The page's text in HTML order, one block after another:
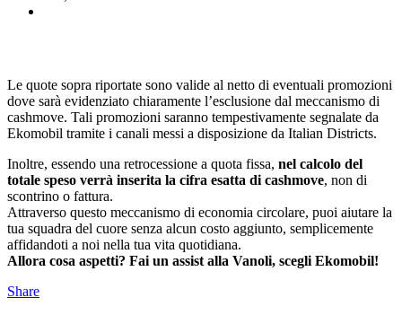
Le quote sopra riportate sono valide al netto di eventuali promozioni
dove sarà evidenziato chiaramente l’esclusione dal meccanismo di
cashmove. Tali promozioni saranno tempestivamente segnalate da
Ekomobil tramite i canali messi a disposizione da Italian Districts.
Inoltre, essendo una retrocessione a quota fissa, nel calcolo del
totale speso verrà inserita la cifra esatta di cashmove, non di
scontrino o fattura.
Attraverso questo meccanismo di economia circolare, puoi aiutare la
tua squadra del cuore senza alcun costo aggiunto, semplicemente
affidandoti a noi nella tua vita quotidiana.
Allora cosa aspetti? Fai un assist alla Vanoli, scegli Ekomobil!
Share